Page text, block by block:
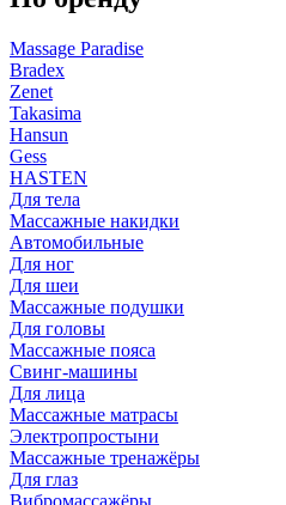
Massage Paradise
Bradex
Zenet
Takasima
Hansun
Gess
HASTEN
Для тела
Массажные накидки
Автомобильные
Для ног
Для шеи
Массажные подушки
Для головы
Массажные пояса
Свинг-машины
Для лица
Массажные матрасы
Электропростыни
Массажные тренажёры
Для глаз
Вибромассажёры